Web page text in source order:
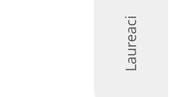
Laureaci